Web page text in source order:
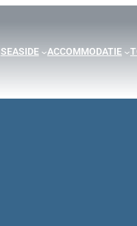
SEASIDE ACCOMMODATIE